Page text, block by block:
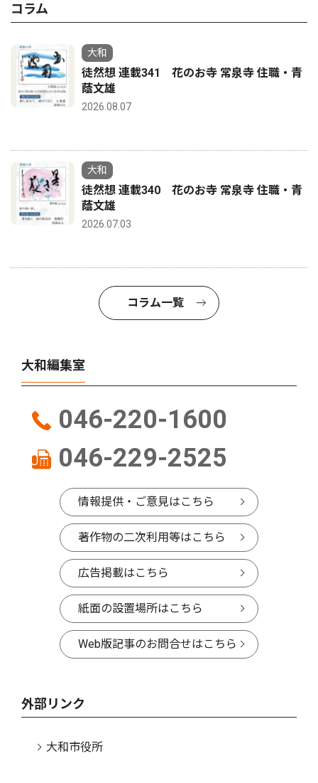
コラム
大和
徒然想 連載341 花のお寺 常泉寺 住職・青
蔭文雄
2026.08.07
大和
徒然想 連載340 花のお寺 常泉寺 住職・青
蔭文雄
2026.07.03
コラム一覧
大和編集室
046-220-1600
046-229-2525
情報提供・ご意見はこちら
著作物の二次利用等はこちら
広告掲載はこちら
紙面の設置場所はこちら
Web版記事のお問合せはこちら
外部リンク
大和市役所